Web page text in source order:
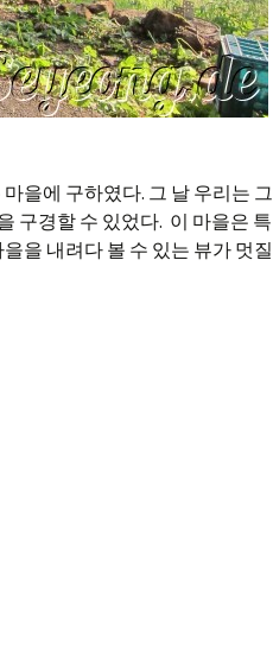
을에 구하였다. 그 날 우리는 그
구경할 수 있었다. 이 마을은 특
을 내려다 볼 수 있는 뷰가 멋질